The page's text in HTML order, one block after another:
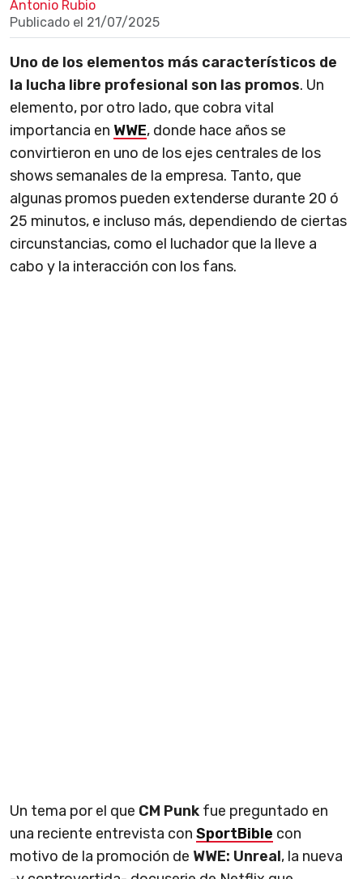
Antonio Rubio
Publicado el 21/07/2025
Uno de los elementos más característicos de
la lucha libre profesional son las promos. Un
elemento, por otro lado, que cobra vital
importancia en WWE, donde hace años se
convirtieron en uno de los ejes centrales de los
shows semanales de la empresa. Tanto, que
algunas promos pueden extenderse durante 20 ó
25 minutos, e incluso más, dependiendo de ciertas
circunstancias, como el luchador que la lleve a
cabo y la interacción con los fans.
Un tema por el que CM Punk fue preguntado en
una reciente entrevista con SportBible con
motivo de la promoción de WWE: Unreal, la nueva